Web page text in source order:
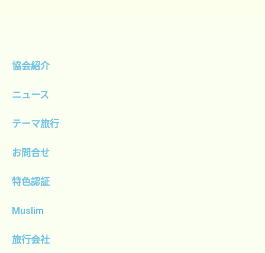
協会紹介
ニュース
テーマ旅行
お問合せ
特色認証
Muslim
旅行会社